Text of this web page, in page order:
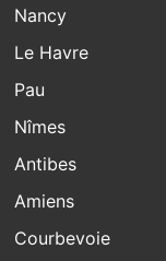
Nancy
Le Havre
Pau
Nîmes
Antibes
Amiens
Courbevoie